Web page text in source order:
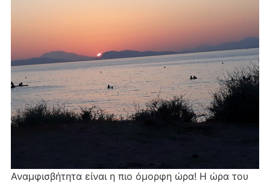
Αναμφισβήτητα είναι η πιο όμορφη ώρα! Η ώρα του